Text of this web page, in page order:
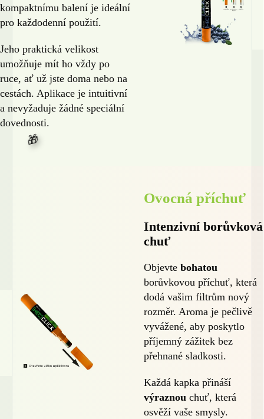
kompaktnímu balení je ideální
pro každodenní použití.
Jeho praktická velikost
umožňuje mít ho vždy po
ruce, ať už jste doma nebo na
cestách. Aplikace je intuitivní
a nevyžaduje žádné speciální
dovednosti.
Ovocná příchuť
Intenzivní borůvková
chuť
Objevte bohatou
borůvkovou příchuť, která
dodá vašim filtrům nový
rozměr. Aroma je pečlivě
vyvážené, aby poskytlo
příjemný zážitek bez
přehnané sladkosti.
Každá kapka přináší
výraznou chuť, která
osvěží vaše smysly.